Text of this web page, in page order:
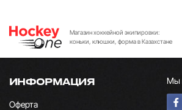
Магазин хоккейной экипировки:
коньки, клюшки, форма в Казахстане
ИНФОРМАЦИЯ
Оферта
Мы